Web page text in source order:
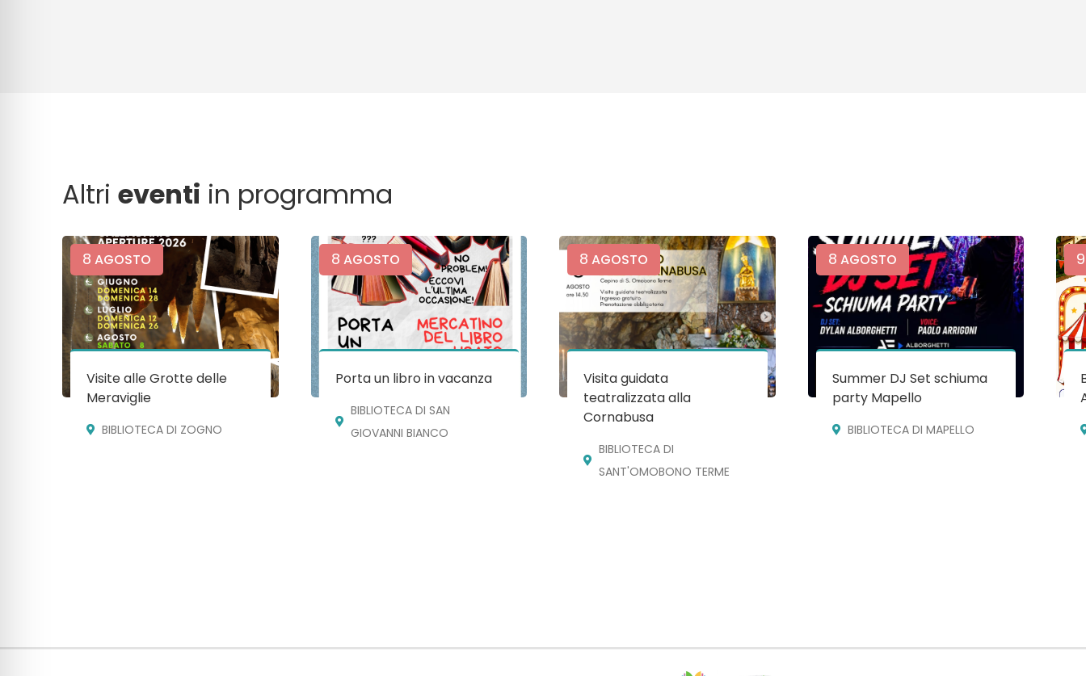
Altrieventi in programma
8 AGOSTO
Visite alle Grotte delle
Meraviglie
BIBLIOTECA DI ZOGNO
8 AGOSTO
Porta un libro in vacanza
BIBLIOTECA DI SAN
GIOVANNI BIANCO
8 AGOSTO
Visita guidata
teatralizzata alla
Cornabusa
BIBLIOTECA DI
SANT'OMOBONO TERME
8 AGOSTO
Summer DJ Set schiuma
party Mapello
BIBLIOTECA DI MAPELLO
9